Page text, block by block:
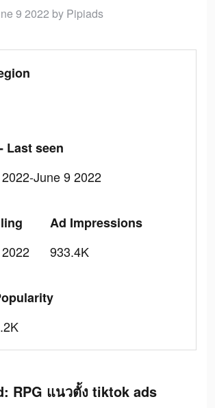
9 2022 by Pipiads
Last seen
June 9 2022
Ad Impressions
933.4K
RPG แนวตั้ง tiktok ads